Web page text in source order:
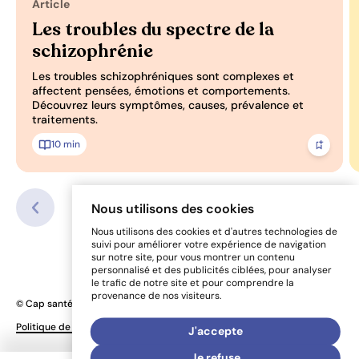
Nous utilisons des cookies
Nous utilisons des cookies et d'autres technologies de
suivi pour améliorer votre expérience de navigation
sur notre site, pour vous montrer un contenu
personnalisé et des publicités ciblées, pour analyser
le trafic de notre site et pour comprendre la
provenance de nos visiteurs.
J'accepte
Article
Les troubles du spectre de la
schizophrénie
Les troubles schizophréniques sont complexes et
affectent pensées, émotions et comportements.
Découvrez leurs symptômes, causes, prévalence et
traitements.
10 min
© Cap santé mentale 2026
Politique de confidentialité
Préférences de cookies
Une réalisation
de Sigmund